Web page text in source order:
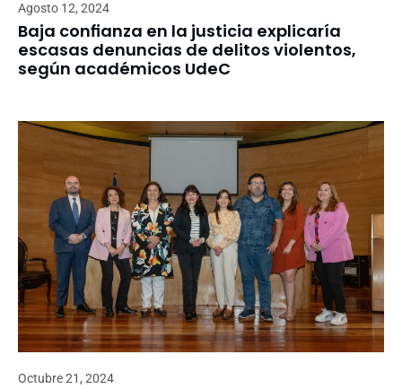
Agosto 12, 2024
Baja confianza en la justicia explicaría
escasas denuncias de delitos violentos,
según académicos UdeC
Octubre 21, 2024